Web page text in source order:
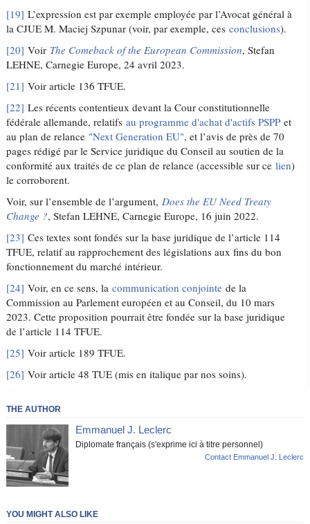
[19] L’expression est par exemple employée par l’Avocat général à
la CJUE M. Maciej Szpunar (voir, par exemple, cesconclusions).
[20] Voir The Comeback of the European Commission, Stefan
LEHNE, Carnegie Europe, 24 avril 2023.
[21] Voir article 136 TFUE.
[22] Les récents contentieux devant la Cour constitutionnelle
fédérale allemande, relatifsau programme d'achat d'actifs PSPP et
au plan de relance "Next Generation EU", et l’avis de près de 70
pages rédigé par le Service juridique du Conseil au soutien de la
conformité aux traités de ce plan de relance (accessible sur celien)
le corroborent.
Voir, sur l’ensemble de l’argument, Does the EU Need Treaty
Change ?, Stefan LEHNE, Carnegie Europe, 16 juin 2022.
[23] Ces textes sont fondés sur la base juridique de l’article 114
TFUE, relatif au rapprochement des législations aux fins du bon
fonctionnement du marché intérieur.
[24] Voir, en ce sens, lacommunication conjointe de la
Commission au Parlement européen et au Conseil, du 10 mars
2023. Cette proposition pourrait être fondée sur la base juridique
de l’article 114 TFUE.
[25] Voir article 189 TFUE.
[26] Voir article 48 TUE (mis en italique par nos soins).
THE AUTHOR
Emmanuel J. Leclerc
Diplomate français (s'exprime ici à titre personnel)
Contact Emmanuel J. Leclerc
YOU MIGHT ALSO LIKE